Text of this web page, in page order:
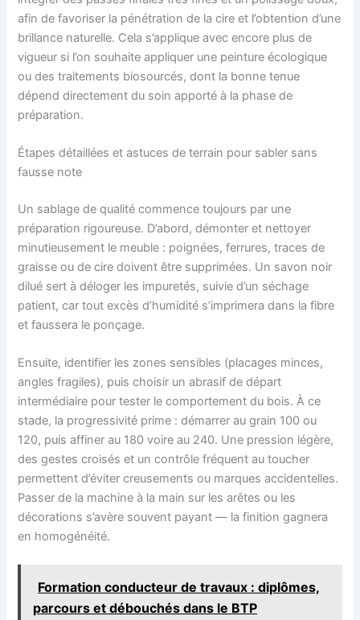
afin de favoriser la pénétration de la cire et l’obtention d’une
brillance naturelle. Cela s’applique avec encore plus de
vigueur si l’on souhaite appliquer une peinture écologique
ou des traitements biosourcés, dont la bonne tenue
dépend directement du soin apporté à la phase de
préparation.
Étapes détaillées et astuces de terrain pour sabler sans
fausse note
Un sablage de qualité commence toujours par une
préparation rigoureuse. D’abord, démonter et nettoyer
minutieusement le meuble : poignées, ferrures, traces de
graisse ou de cire doivent être supprimées. Un savon noir
dilué sert à déloger les impuretés, suivie d’un séchage
patient, car tout excès d’humidité s’imprimera dans la fibre
et faussera le ponçage.
Ensuite, identifier les zones sensibles (placages minces,
angles fragiles), puis choisir un abrasif de départ
intermédiaire pour tester le comportement du bois. À ce
stade, la progressivité prime : démarrer au grain 100 ou
120, puis affiner au 180 voire au 240. Une pression légère,
des gestes croisés et un contrôle fréquent au toucher
permettent d’éviter creusements ou marques accidentelles.
Passer de la machine à la main sur les arêtes ou les
décorations s’avère souvent payant — la finition gagnera
en homogénéité.
Formation conducteur de travaux : diplômes,
parcours et débouchés dans le BTP